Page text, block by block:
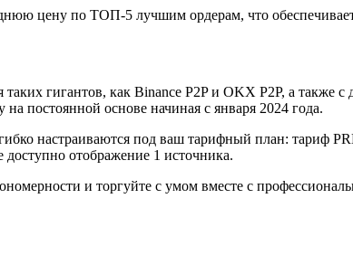
цену по ТОП-5 лучшим ордерам, что
гигантов, как Binance P2P и OKX P2P, а также
постоянной основе начиная с января 2024 года.
настраиваются под ваш тарифный план: тариф
отображение 1 источника.
и торгуйте с умом вместе с